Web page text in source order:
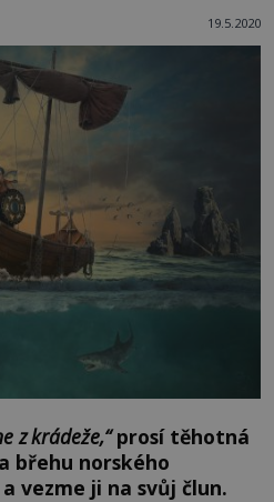
19.5.2020
z krádeže,“prosí těhotná
břehu norského
vezme ji na svůj člun.